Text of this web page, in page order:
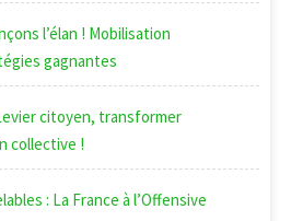
l’élan ! Mobilisation
gagnantes
citoyen, transformer
collective !
: La France à l’Offensive